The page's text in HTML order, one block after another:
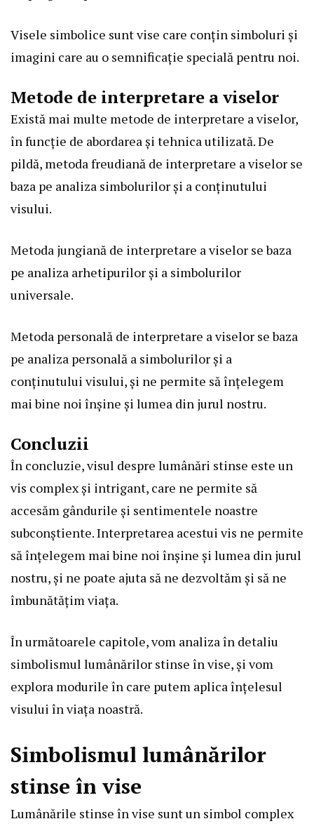
Visele simbolice sunt vise care conțin simboluri și
imagini care au o semnificație specială pentru noi.
Metode de interpretare a viselor
Există mai multe metode de interpretare a viselor,
în funcție de abordarea și tehnica utilizată. De
pildă, metoda freudiană de interpretare a viselor se
baza pe analiza simbolurilor și a conținutului
visului.
Metoda jungiană de interpretare a viselor se baza
pe analiza arhetipurilor și a simbolurilor
universale.
Metoda personală de interpretare a viselor se baza
pe analiza personală a simbolurilor și a
conținutului visului, și ne permite să înțelegem
mai bine noi înșine și lumea din jurul nostru.
Concluzii
În concluzie, visul despre lumânări stinse este un
vis complex și intrigant, care ne permite să
accesăm gândurile și sentimentele noastre
subconștiente. Interpretarea acestui vis ne permite
să înțelegem mai bine noi înșine și lumea din jurul
nostru, și ne poate ajuta să ne dezvoltăm și să ne
îmbunătățim viața.
În următoarele capitole, vom analiza în detaliu
simbolismul lumânărilor stinse în vise, și vom
explora modurile în care putem aplica înțelesul
visului în viața noastră.
Simbolismul lumânărilor
stinse în vise
Lumânările stinse în vise sunt un simbol complex